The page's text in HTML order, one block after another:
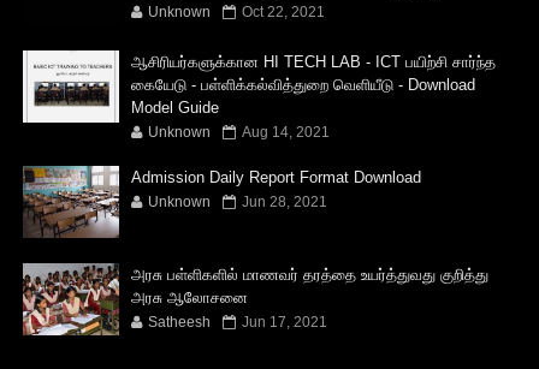
Unknown Oct 22, 2021
ஆசிரியர்களுக்கான HI TECH LAB - ICT பயிற்சி சார்ந்த
கையேடு - பள்ளிக்கல்வித்துறை வெளியீடு - Download
Model Guide
Unknown Aug 14, 2021
Admission Daily Report Format Download
Unknown Jun 28, 2021
அரசு பள்ளிகளில் மாணவர் தரத்தை உயர்த்துவது குறித்து
அரசு ஆலோசனை
Satheesh Jun 17, 2021